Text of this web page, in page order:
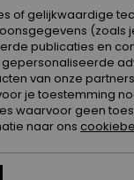
of gelijkwaardige
(zoals
publicaties en
van onze
je toestemming
waarvoor geen
naar ons